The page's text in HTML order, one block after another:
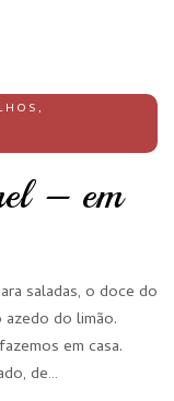
,
– em
saladas, o doce do
do limão.
em casa.
de…